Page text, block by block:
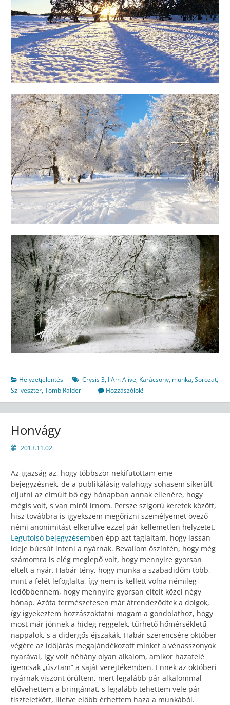
Helyzetjelentés Crysis 3, I Am Alive, Karácsony, munka,Sorozat,
Szilveszter,Tomb Raider Hozzászólok!
Honvágy
2013.11.02.
Az igazság az, hogy többször nekifutottam eme
bejegyzésnek, de a publikálásig valahogy sohasem sikerült
eljutni az elmúlt bő egy hónapban annak ellenére, hogy
mégis volt, s van miről írnom. Persze szigorú keretek között,
hisz továbbra is igyekszem megőrizni személyemet övező
némi anonimitást elkerülve ezzel pár kellemetlen helyzetet.
Legutolsó bejegyzésemben épp azt taglaltam, hogy lassan
ideje búcsút inteni a nyárnak. Bevallom őszintén, hogy még
számomra is elég meglepő volt, hogy mennyire gyorsan
eltelt a nyár. Habár tény, hogy munka a szabadidőm több,
mint a felét lefoglalta, így nem is kellett volna némileg
ledöbbennem, hogy mennyire gyorsan eltelt közel négy
hónap. Azóta természetesen már átrendeződtek a dolgok,
így igyekeztem hozzászoktatni magam a gondolathoz, hogy
most már jönnek a hideg reggelek, tűrhető hőmérsékletű
nappalok, s a didergős éjszakák. Habár szerencsére október
végére az időjárás megajándékozott minket a vénasszonyok
nyarával, így volt néhány olyan alkalom, amikor hazafelé
igencsak „úsztam” a saját verejtékemben. Ennek az októberi
nyárnak viszont örültem, mert legalább pár alkalommal
elővehettem a bringámat, s legalább tehettem vele pár
tiszteletkört, illetve előbb érhettem haza a munkából.